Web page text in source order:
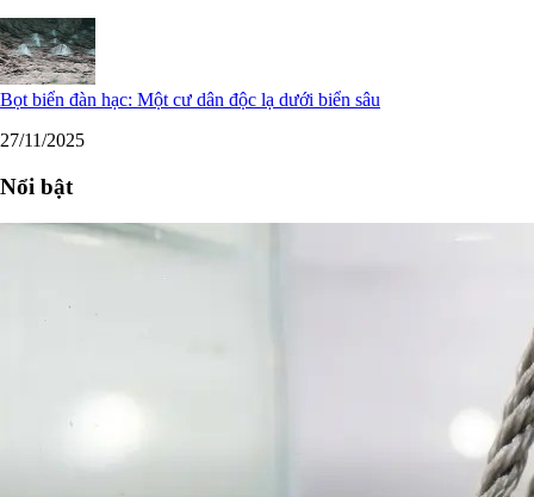
Bọt biển đàn hạc: Một cư dân độc lạ dưới biển sâu
27/11/2025
Nổi bật